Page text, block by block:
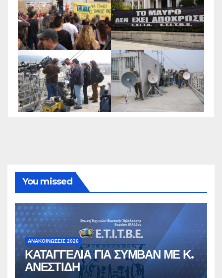
You missed
ΑΝΑΚΟΙΝΏΣΕΙΣ 2026
ΚΑΤΑΓΓΕΛΙΑ ΓΙΑ ΣΥΜΒΑΝ ΜΕ Κ.
ΑΝΕΣΤΙΔΗ